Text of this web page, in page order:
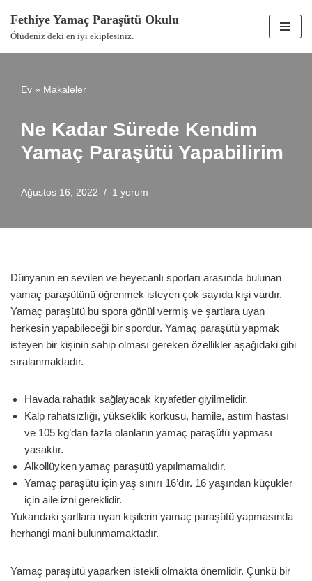
İçeriğe
geç
Fethiye Yamaç Paraşütü Okulu
Ölüdeniz deki en iyi ekiplesiniz.
Ev » Makaleler
Ne Kadar Sürede Kendim
Yamaç Paraşütü Yapabilirim
Ağustos 16, 2022 1 yorum
Dünyanın en sevilen ve heyecanlı sporları arasında bulunan
yamaç paraşütünü öğrenmek isteyen çok sayıda kişi vardır.
Yamaç paraşütü bu spora gönül vermiş ve şartlara uyan
herkesin yapabileceği bir spordur. Yamaç paraşütü yapmak
isteyen bir kişinin sahip olması gereken özellikler aşağıdaki gibi
sıralanmaktadır.
Havada rahatlık sağlayacak kıyafetler giyilmelidir.
Kalp rahatsızlığı, yükseklik korkusu, hamile, astım hastası
ve 105 kg’dan fazla olanların yamaç paraşütü yapması
yasaktır.
Alkollüyken yamaç paraşütü yapılmamalıdır.
Yamaç paraşütü için yaş sınırı 16’dır. 16 yaşından küçükler
için aile izni gereklidir.
Yukarıdaki şartlara uyan kişilerin yamaç paraşütü yapmasında
herhangi mani bulunmamaktadır.
Yamaç paraşütü yaparken istekli olmakta önemlidir. Çünkü bir